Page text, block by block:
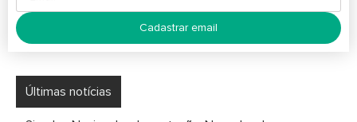
Cadastrar email
Últimas notícias